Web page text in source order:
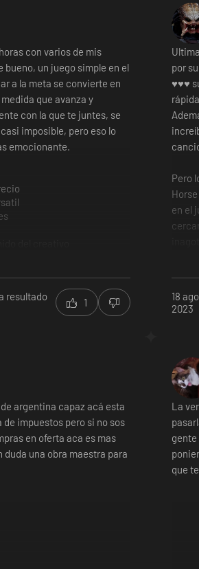
con varios de mis
bueno, un juego simple en el
a la meta se convierte en
que avanza y
con la que te juntes, se
imposible, pero eso lo
emocionante.
resultado
1
por
♥♥♥
Pero
en el
Sin
entre
En
que
18
2023
argentina capaz acá esta
de impuestos pero si no sos
en oferta aca es mas
duda una obra maestra para
La
gente
que